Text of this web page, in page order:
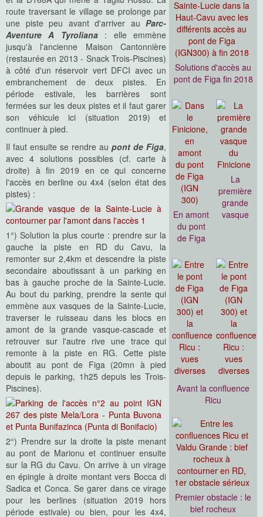
Solutions d'accès au
pont de Figa fin 2018
En amont
du pont
de Figa
La
première
grande
vasque
Avant la confluence
Ricu
Premier obstacle : le
bief rocheux
route traversant le village se prolonge par
une piste peu avant d'arriver auParc-
Aventure A Tyroliana: elle emmène
jusqu'à l'ancienne Maison Cantonnière
(restaurée en 2013 - Snack Trois-Piscines)
à côté d'un réservoir vert DFCI avec un
embranchement de deux pistes. En
période estivale, les barrières sont
fermées sur les deux pistes et il faut garer
son véhicule ici (situation 2019) et
continuer à pied.
Il faut ensuite se rendre aupont de Figa,
avec 4 solutions possibles (cf. carte à
droite) à fin 2019 en ce qui concerne
l'accès en berline ou 4x4 (selon état des
pistes) :
1°) Solution la plus courte : prendre sur la
gauche la piste en RD du Cavu, la
remonter sur 2,4km et descendre la piste
secondaire aboutissant à un parking en
bas à gauche proche de la Sainte-Lucie.
Au bout du parking, prendre la sente qui
emmène aux vasques de la Sainte-Lucie,
traverser le ruisseau dans les blocs en
amont de la grande vasque-cascade et
retrouver sur l'autre rive une trace qui
remonte à la piste en RG. Cette piste
aboutit au pont de Figa (20mn à pied
depuis le parking, 1h25 depuis les Trois-
Piscines).
2°) Prendre sur la droite la piste menant
au pont de Marionu et continuer ensuite
sur la RG du Cavu. On arrive à un virage
en épingle à droite montant vers Bocca di
Sadica et Conca. Se garer dans ce virage
pour les berlines (situation 2019 hors
période estivale) ou bien, pour les 4x4,